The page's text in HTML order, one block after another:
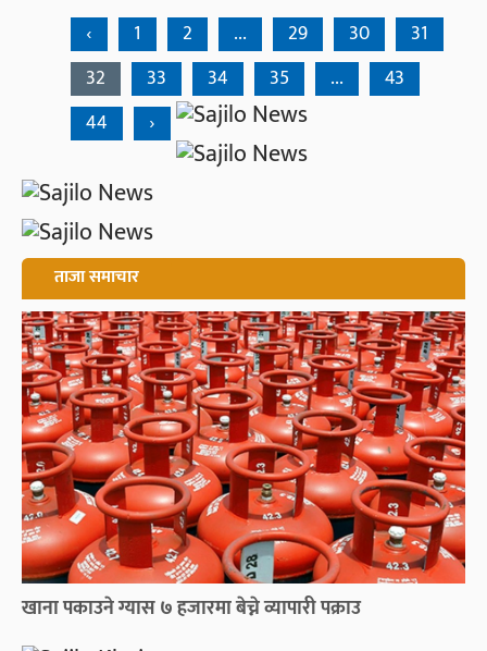
‹ 1 2 ... 29 30
31
32
33 34 35 ...
43
44
›
ताजा समाचार
खाना पकाउने ग्यास ७ हजारमा बेच्ने व्यापारी पक्राउ